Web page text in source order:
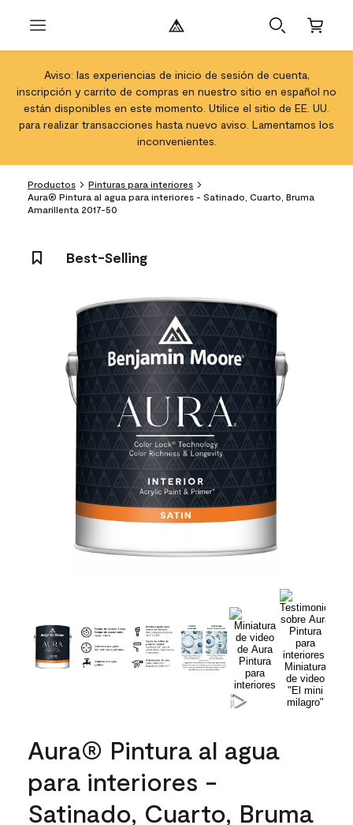
Aviso: las experiencias de inicio de sesión de cuenta,
inscripción y carrito de compras en nuestro sitio en español no
están disponibles en este momento. Utilice el sitio de EE. UU.
para realizar transacciones hasta nuevo aviso. Lamentamos los
inconvenientes.
Productos
Pinturas para interiores
Aura® Pintura al agua para interiores - Satinado, Cuarto, Bruma
Amarillenta 2017-50
Best-Selling
Aura® Pintura al agua
para interiores -
Satinado, Cuarto, Bruma